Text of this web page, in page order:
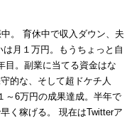
。 育休中で収入ダウン、夫
月１万円。もうちょっと自
目。副業に当てる資金はな
的な、そして超ドケチ人
～6万円の成果達成。半年で
く稼げる。 現在はTwitterア